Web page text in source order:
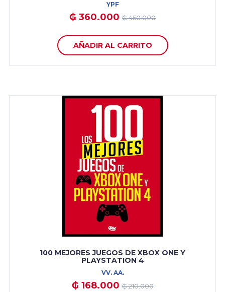
YPF
₲ 360.000 ₲ 450.000
AÑADIR AL CARRITO
100 MEJORES JUEGOS DE XBOX ONE Y
PLAYSTATION 4
VV. AA.
₲ 168.000₲ 210.000